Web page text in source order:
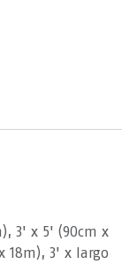
, 3' x 5' (90cm x
18m), 3' x largo